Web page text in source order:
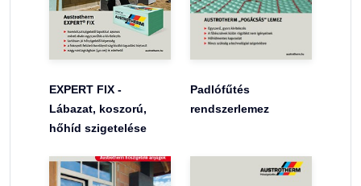
EXPERT FIX -
Lábazat, koszorú,
hőhíd szigetelése
Padlófűtés
rendszerlemez